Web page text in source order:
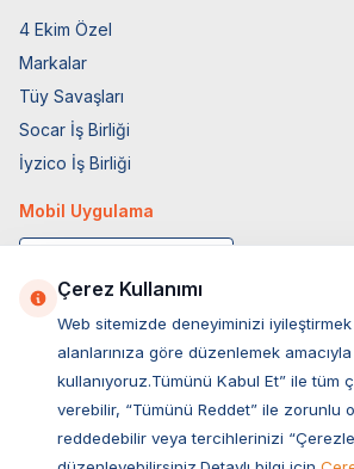
4 Ekim Özel
Markalar
Tüy Savaşları
Socar İş Birliği
İyzico İş Birliği
Mobil Uygulama
Çerez Kullanımı
Web sitemizde deneyiminizi
alanlarınıza göre düzenlemek
kullanıyoruz.Tümünü Kabul Et” ile tüm
verebilir, “Tümünü Reddet” ile zorunlu
reddedebilir veya tercihlerinizi